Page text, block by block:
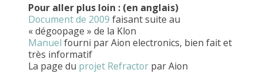
Pour aller plus loin : (en anglais)
Document de 2009 faisant suite au
« dégoopage » de la Klon
Manuel fourni par Aion electronics, bien fait et
très informatif
La page du projet Refractorpar Aion